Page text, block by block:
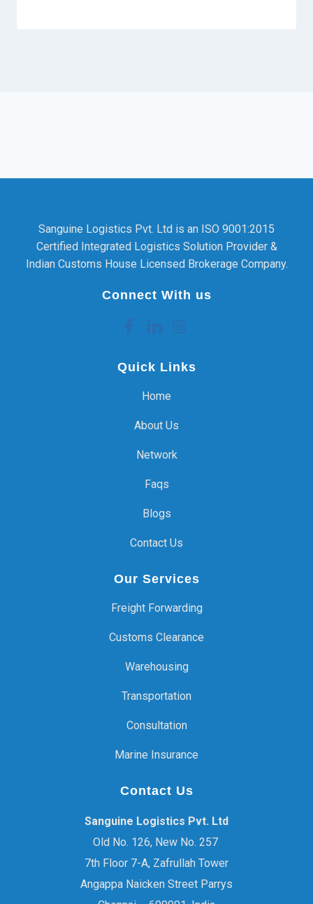
Sanguine Logistics Pvt. Ltd is an ISO 9001:2015
Certified Integrated Logistics Solution Provider &
Indian Customs House Licensed Brokerage Company.
Connect With us
Quick Links
Home
About Us
Network
Faqs
Blogs
Contact Us
Our Services
Freight Forwarding
Customs Clearance
Warehousing
Transportation
Consultation
Marine Insurance
Contact Us
Sanguine Logistics Pvt. Ltd
Old No. 126, New No. 257
7th Floor 7-A, Zafrullah Tower
Angappa Naicken Street Parrys